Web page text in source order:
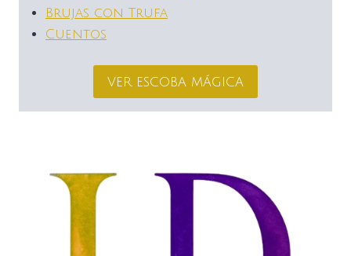
Brujas con Trufa
Cuentos
ver escoba mágica